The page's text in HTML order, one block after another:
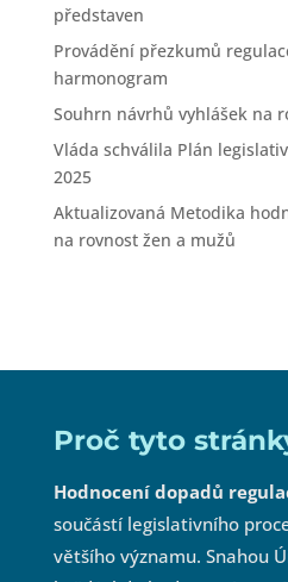
představen
Provádění přezkumů
harmonogram
Souhrn návrhů vyhlášek na
Vláda schválila Plán
2025
Aktualizovaná Metodika
na rovnost žen a mužů
Proč tyto
Hodnocení dopadů
součástí legislativního
většího významu. Snahou